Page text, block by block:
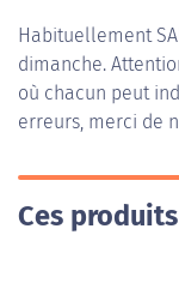
Habituellement
dimanche.
où chacun peut
erreurs, merci de
Ces